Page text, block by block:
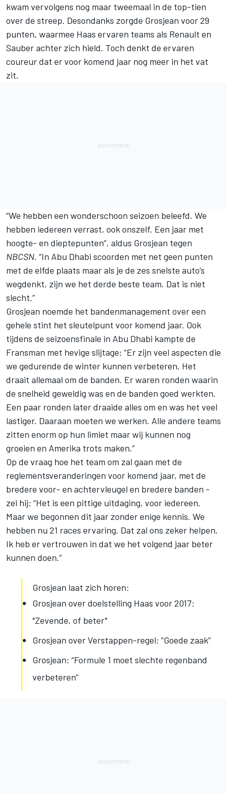
kwam vervolgens nog maar tweemaal in de top-tien
over de streep. Desondanks zorgde Grosjean voor 29
punten, waarmee Haas ervaren teams als Renault en
Sauber achter zich hield. Toch denkt de ervaren
coureur dat er voor komend jaar nog meer in het vat
zit.
“We hebben een wonderschoon seizoen beleefd. We
hebben iedereen verrast, ook onszelf. Een jaar met
hoogte- en dieptepunten”, aldus Grosjean tegen
NBCSN. “In Abu Dhabi scoorden met net geen punten
met de elfde plaats maar als je de zes snelste auto’s
wegdenkt, zijn we het derde beste team. Dat is niet
slecht.”
Grosjean noemde het bandenmanagement over een
gehele stint het sleutelpunt voor komend jaar. Ook
tijdens de seizoensfinale in Abu Dhabi kampte de
Fransman met hevige slijtage: “Er zijn veel aspecten die
we gedurende de winter kunnen verbeteren. Het
draait allemaal om de banden. Er waren ronden waarin
de snelheid geweldig was en de banden goed werkten.
Een paar ronden later draaide alles om en was het veel
lastiger. Daaraan moeten we werken. Alle andere teams
zitten enorm op hun limiet maar wij kunnen nog
groeien en Amerika trots maken.”
Op de vraag hoe het team om zal gaan met de
reglementsveranderingen voor komend jaar, met de
bredere voor- en achtervleugel en bredere banden -
zei hij: “Het is een pittige uitdaging, voor iedereen.
Maar we begonnen dit jaar zonder enige kennis. We
hebben nu 21 races ervaring. Dat zal ons zeker helpen.
Ik heb er vertrouwen in dat we het volgend jaar beter
kunnen doen.”
Grosjean laat zich horen:
Grosjean over doelstelling Haas voor 2017:
"Zevende, of beter"
Grosjean over Verstappen-regel: “Goede zaak”
Grosjean: “Formule 1 moet slechte regenband
verbeteren”